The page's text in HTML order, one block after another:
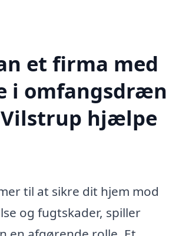
et firma med
i omfangsdræn
hjælpe
til at sikre dit hjem mod
og fugtskader, spiller